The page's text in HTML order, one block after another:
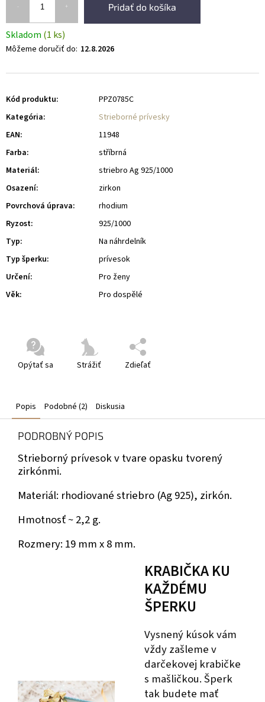
Pridať do košíka
Skladom (1 ks)
Môžeme doručiť do: 12.8.2026
Opýtať sa Strážiť Zdieľať
Kód produktu:
PPZ0785C
Kategória:
Strieborné prívesky
EAN:
11948
Farba:
stříbrná
Materiál:
striebro Ag 925/1000
Osazení:
zirkon
Povrchová úprava:
rhodium
Ryzost:
925/1000
Typ:
Na náhrdelník
Typ šperku:
prívesok
Určení:
Pro ženy
Věk: Pro dospělé
Popis Podobné (2) Diskusia
PODROBNÝ POPIS
Strieborný prívesok v tvare opasku tvorený
zirkónmi.
Materiál: rhodiované striebro (Ag 925), zirkón.
Hmotnosť ~ 2,2 g.
Rozmery: 19 mm x 8 mm.
KRABIČKA KU
KAŽDÉMU
ŠPERKU
Vysnený kúsok vám
vždy zašleme v
darčekovej krabičke
s mašličkou. Šperk
tak budete mať